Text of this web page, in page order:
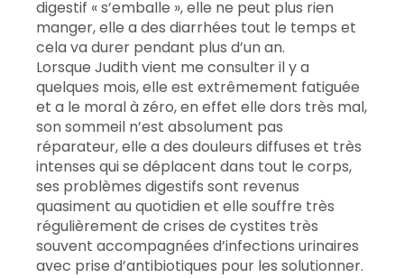
digestif « s’emballe », elle ne peut plus rien
manger, elle a des diarrhées tout le temps et
cela va durer pendant plus d’un an.
Lorsque Judith vient me consulter il y a
quelques mois, elle est extrêmement fatiguée
et a le moral à zéro, en effet elle dors très mal,
son sommeil n’est absolument pas
réparateur, elle a des douleurs diffuses et très
intenses qui se déplacent dans tout le corps,
ses problèmes digestifs sont revenus
quasiment au quotidien et elle souffre très
régulièrement de crises de cystites très
souvent accompagnées d’infections urinaires
avec prise d’antibiotiques pour les solutionner.